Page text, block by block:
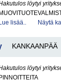
löytyi
Lue lisää..
Näytä
KANKAANPÄÄ
löytyi
PINNOITTEITA